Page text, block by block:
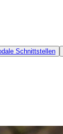
Schnittstellen